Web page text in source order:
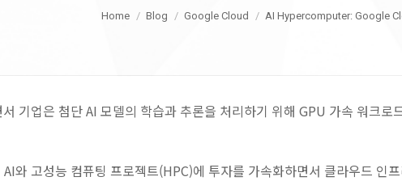
You are here:
Home Blog Google Cloud AI Hypercomputer: Google
기업은 첨단 AI 모델의 학습과 추론을 처리하기 위해 GPU 가속 워크로
와 고성능 컴퓨팅 프로젝트(HPC)에 투자를 가속화하면서 클라우드 인